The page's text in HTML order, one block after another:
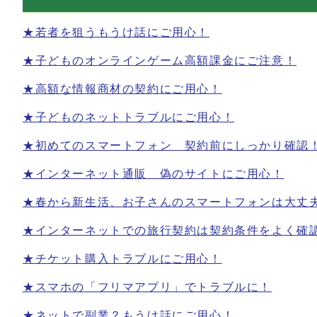
★若者を狙うもうけ話にご用心！
★子どものオンラインゲーム高額課金にご注意！
★高額な情報商材の契約にご用心！
★子どものネットトラブルにご用心！
★初めてのスマートフォン 契約前にしっかり確認！
★インターネット通販 偽のサイトにご用心！
★春から新生活、お子さんのスマートフォンは大丈
★インターネットでの旅行契約は契約条件をよく確
★チケット購入トラブルにご用心！
★スマホの「フリマアプリ」でトラブルに！